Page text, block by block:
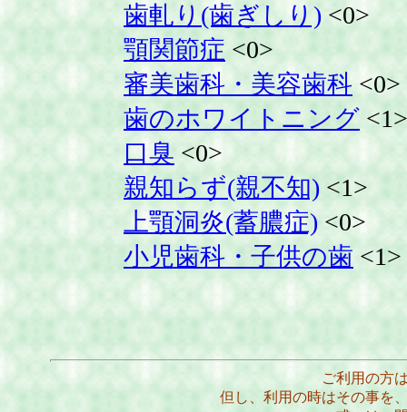
歯軋り(歯ぎしり) <0>
顎関節症 <0>
審美歯科・美容歯科 <0>
歯のホワイトニング <1>
口臭 <0>
親知らず(親不知) <1>
上顎洞炎(蓄膿症) <0>
小児歯科・子供の歯 <1>
ご利用の方
但し、利用の時はその事を